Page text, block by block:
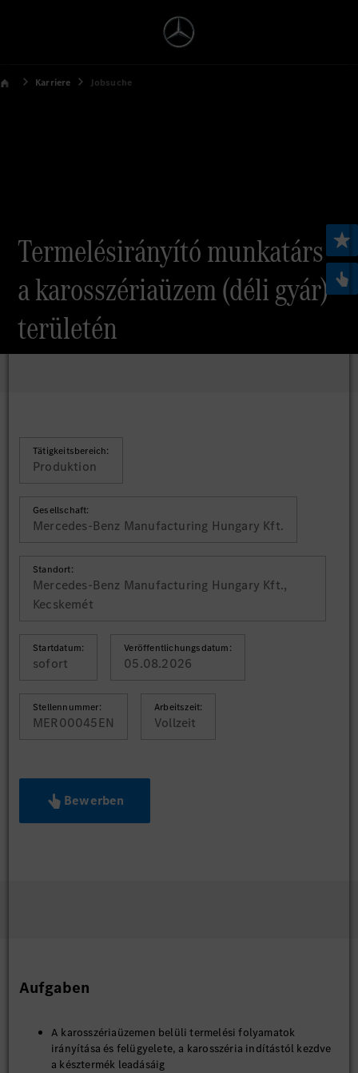
Karriere Jobsuche
Termelésirányító munkatárs
a karosszériaüzem (déli gyár)
területén
Tätigkeitsbereich:
Produktion
Gesellschaft:
Mercedes-Benz Manufacturing Hungary Kft.
Standort:
Mercedes-Benz Manufacturing Hungary Kft.,
Kecskemét
Startdatum:
sofort
Veröffentlichungsdatum:
05.08.2026
Stellennummer:
MER00045EN
Arbeitszeit:
Vollzeit
Bewerben
Aufgaben
A karosszériaüzemen belüli termelési folyamatok
irányítása és felügyelete, a karosszéria indítástól kezdve
a késztermék leadásáig